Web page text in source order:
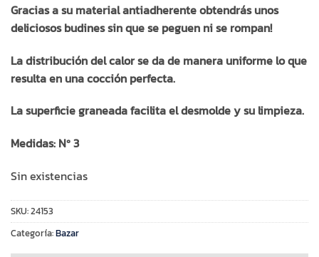
Gracias a su material antiadherente obtendrás unos
deliciosos budines sin que se peguen ni se rompan!
La distribución del calor se da de manera uniforme lo que
resulta en una cocción perfecta.
La superficie graneada facilita el desmolde y su limpieza.
Medidas: Nº 3
Sin existencias
SKU:24153
Categoría:Bazar